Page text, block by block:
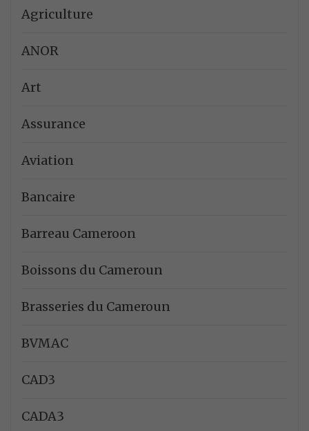
Agriculture
ANOR
Art
Assurance
Aviation
Bancaire
Barreau Cameroon
Boissons du Cameroun
Brasseries du Cameroun
BVMAC
CAD3
CADA3